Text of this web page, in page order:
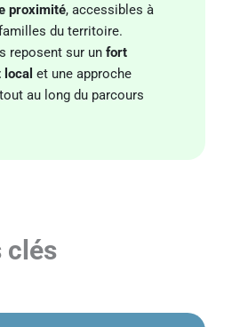
proximité, accessibles à
du territoire.
reposent sur un fort
et une approche
au long du parcours
clés